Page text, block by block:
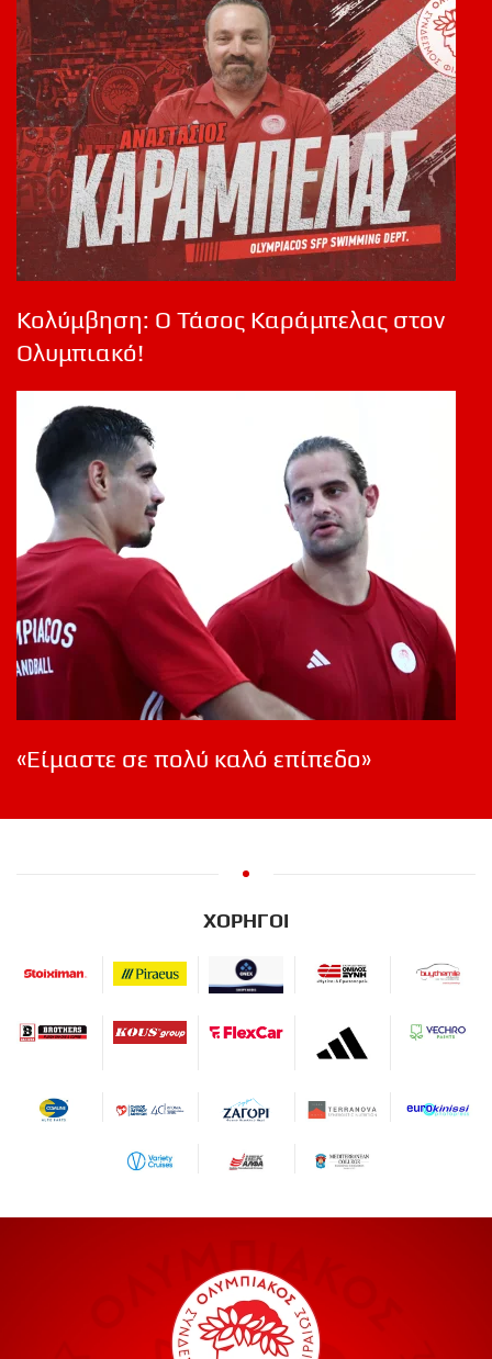
Κολύμβηση: Ο Τάσος Καράμπελας στον
Ολυμπιακό!
«Είμαστε σε πολύ καλό επίπεδο»
ΧΟΡΗΓΟΙ